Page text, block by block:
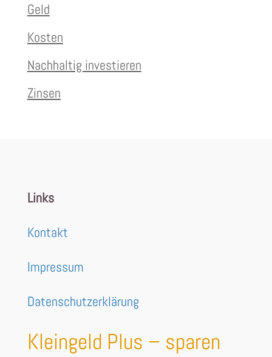
Geld
Kosten
Nachhaltig investieren
Zinsen
Links
Kontakt
Impressum
Datenschutzerklärung
Kleingeld Plus – sparen